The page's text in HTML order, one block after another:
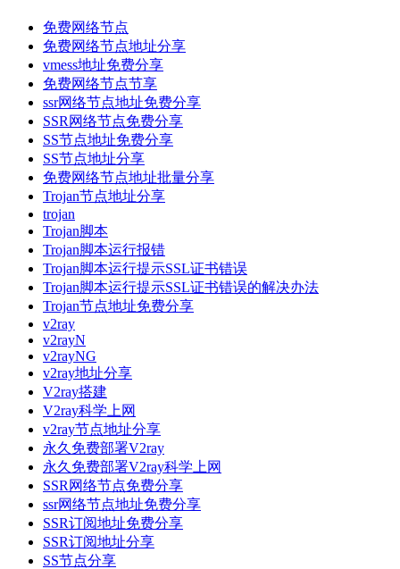
免费网络节点
免费网络节点地址分享
vmess地址免费分享
免费网络节点节享
ssr网络节点地址免费分享
SSR网络节点免费分享
SS节点地址免费分享
SS节点地址分享
免费网络节点地址批量分享
Trojan节点地址分享
trojan
Trojan脚本
Trojan脚本运行报错
Trojan脚本运行提示SSL证书错误
Trojan脚本运行提示SSL证书错误的解决办法
Trojan节点地址免费分享
v2ray
v2rayN
v2rayNG
v2ray地址分享
V2ray搭建
V2ray科学上网
v2ray节点地址分享
永久免费部署V2ray
永久免费部署V2ray科学上网
SSR网络节点免费分享
ssr网络节点地址免费分享
SSR订阅地址免费分享
SSR订阅地址分享
SS节点分享